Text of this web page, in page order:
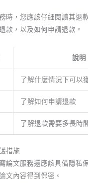
時，您應該仔細閱讀其退
款，以及如何申請退款。
說明
了解什麼情況下可以
了解如何申請退款
了解退款需要多長時
措施
論文服務還應該具備隱私
文內容得到保密。